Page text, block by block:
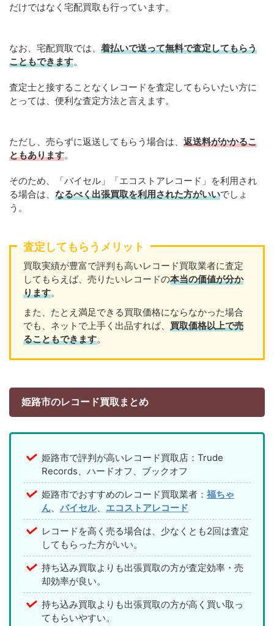
だけではなく宅配買取も行っています。
なお、宅配買取では、 着払いで送って無料で査定してもらう
こともできます。
査定士と接することなくレコードを査定してもらいたい方に
とっては、便利な査定方法と言えます。
ただし、売らずに返送してもらう場合は、 返送料がかかるこ
ともあります。
そのため、「バイセル」「エコストアレコード」を利用され
る場合は、 なるべく出張買取を利用された方がいいでしょ
う。
査定してもらうメリット
買取実績が豊富で評判も高いレコード買取業者に査定
してもらえば、売りたいレコードの本当の価値が分か
ります。
また、たとえ満足できる買取価格にならなかった場合
でも、ネットで上手く出品すれば、 買取価格以上で売
ることもできます。
姫路市のレコード買取まとめ
姫路市で評判が高いレコード買取店：Trude
Records、ハードオフ、ブックオフ
姫路市でおすすめのレコード買取業者： 福ちゃ
ん
バイセル、 エコストアレコード
レコードを高く売る場合は、少なくとも2回は査定
してもらった方がいい。
持ち込み買取よりも出張買取の方が査定効率・売
却効率が良い。
持ち込み買取よりも出張買取の方が高く買い取っ
てもらいやすい。